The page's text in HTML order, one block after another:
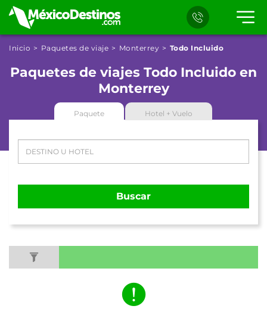
Inicio Paquetes de viaje Monterrey Todo Incluido
Paquetes de viajes Todo Incluido en
Monterrey
Paquete Hotel + Vuelo
Buscar